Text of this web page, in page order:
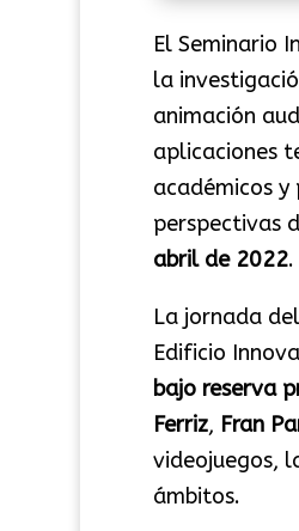
El Seminario
la
animación
aplicaciones
académicos
perspectivas
abril de 2022.
La jornada del
Edificio
bajo reserva
Ferriz, Fran
videojuegos,
ámbitos.